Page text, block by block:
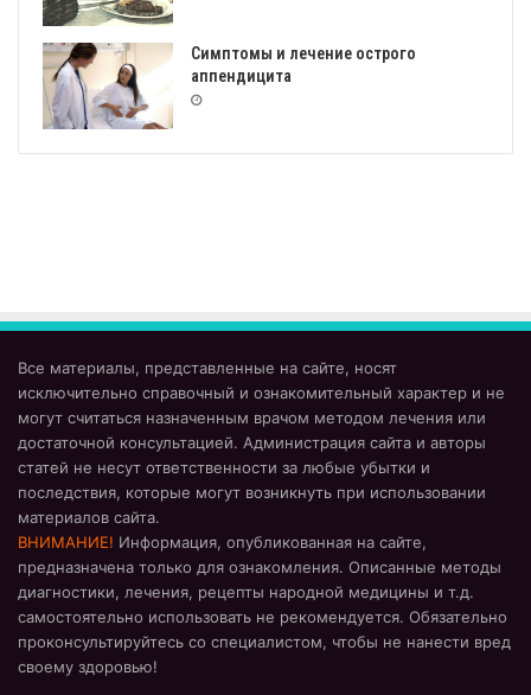
Симптомы и лечение острого
аппендицита
Все материалы, представленные на сайте, носят
исключительно справочный и ознакомительный характер и не
могут считаться назначенным врачом методом лечения или
достаточной консультацией. Администрация сайта и авторы
статей не несут ответственности за любые убытки и
последствия, которые могут возникнуть при использовании
материалов сайта.
ВНИМАНИЕ! Информация, опубликованная на сайте,
предназначена только для ознакомления. Описанные методы
диагностики, лечения, рецепты народной медицины и т.д.
самостоятельно использовать не рекомендуется. Обязательно
проконсультируйтесь со специалистом, чтобы не нанести вред
своему здоровью!